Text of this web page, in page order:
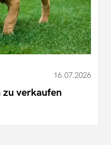
16.07.2026
verkaufen